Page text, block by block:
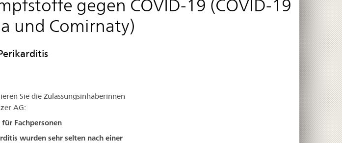
gegen COVID-19 (COVID-19
und Comirnaty)
Sie die Zulassungsinhaberinnen
AG:
Fachpersonen
wurden sehr selten nach einer